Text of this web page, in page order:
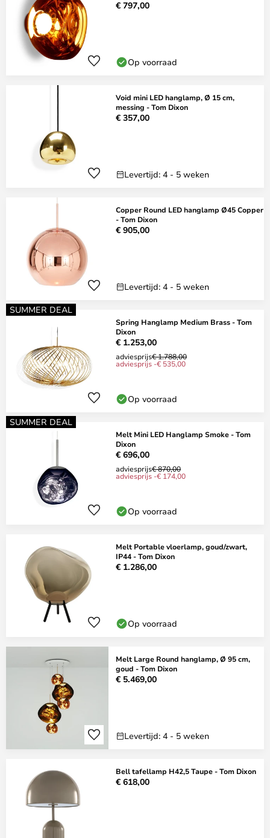
€ 797,00
Op voorraad
Void mini LED hanglamp, Ø 15 cm,
messing - Tom Dixon
€ 357,00
Levertijd: 4 - 5 weken
Copper Round LED hanglamp Ø45 Copper
- Tom Dixon
€ 905,00
Levertijd: 4 - 5 weken
SUMMER DEAL
Spring Hanglamp Medium Brass - Tom
Dixon
€ 1.253,00
adviesprijs€ 1.788,00
adviesprijs -€ 535,00
Op voorraad
SUMMER DEAL
Melt Mini LED Hanglamp Smoke - Tom
Dixon
€ 696,00
adviesprijs€ 870,00
adviesprijs -€ 174,00
Op voorraad
Melt Portable vloerlamp, goud/zwart,
IP44 - Tom Dixon
€ 1.286,00
Op voorraad
Melt Large Round hanglamp, Ø 95 cm,
goud - Tom Dixon
€ 5.469,00
Levertijd: 4 - 5 weken
Bell tafellamp H42,5 Taupe - Tom Dixon
€ 618,00